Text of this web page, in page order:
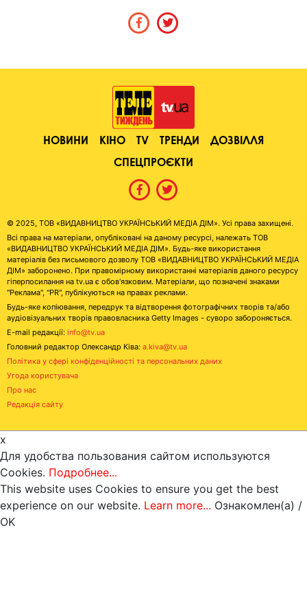
НОВИНИ КІНО TV ТРЕНДИ
ДОЗВІЛЛЯ
СПЕЦПРОЄКТИ
© 2025, ТОВ «ВИДАВНИЦТВО УКРАЇНСЬКИЙ МЕДІА ДІМ». Усі права захищені.
Всі права на матеріали, опубліковані на даному ресурсі, належать ТОВ
«ВИДАВНИЦТВО УКРАЇНСЬКИЙ МЕДІА ДІМ». Будь-яке використання
матеріалів без письмового дозволу ТОВ «ВИДАВНИЦТВО УКРАЇНСЬКИЙ МЕДІА
ДІМ» заборонено. При правомірному використанні матеріалів даного ресурсу
гіперпосилання на tv.ua є обов'язковим. Матеріали, що позначені знаками
"Реклама", "PR", публікуються на правах реклами.
Будь-яке копіювання, передрук та відтворення фотографічних творів та/або
аудіовізуальних творів правовласника Getty Images - суворо забороняється.
E-mail редакції: info@tv.ua
Головний редактор Олександр Ківа: a.kiva@tv.ua
Політика у сфері конфіденційності та персональних даних
Угода користувача
Про нас
Редакція сайту
x
Для удобства пользования сайтом используются
Cookies. Подробнее...
This website uses Cookies to ensure you get the best
experience on our website. Learn more... Ознакомлен(а) /
OK